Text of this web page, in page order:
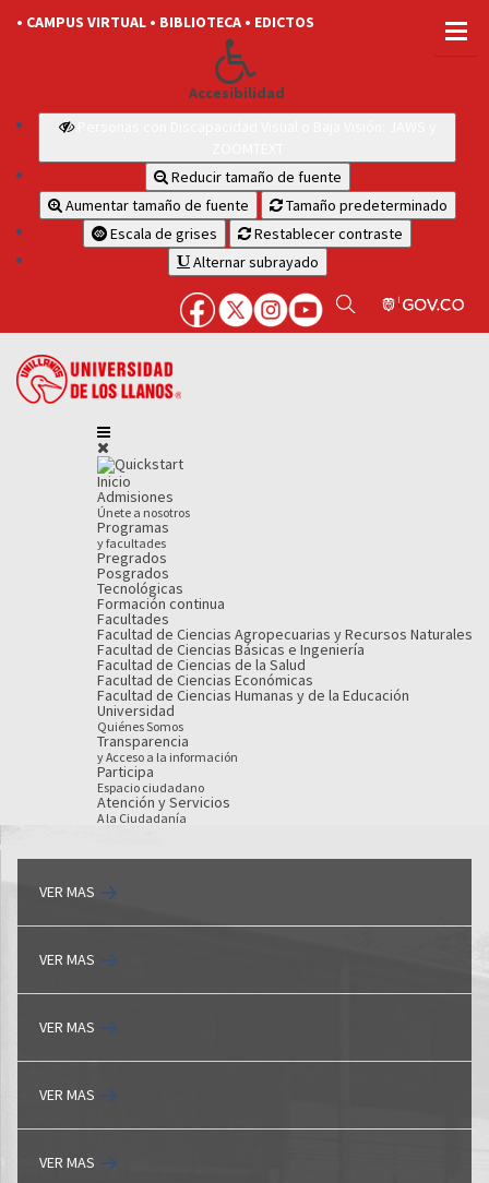
• CAMPUS VIRTUAL • BIBLIOTECA • EDICTOS
Accesibilidad
Reducir tamaño de fuente
Aumentar tamaño de fuente
Tamaño predeterminado
Escala de grises
Restablecer contraste
Alternar subrayado
Inicio
Admisiones
Únete a nosotros
Programas
y facultades
Pregrados
Posgrados
Tecnológicas
Formación continua
Facultades
Facultad de Ciencias Agropecuarias y Recursos Naturales
Facultad de Ciencias Básicas e Ingeniería
Facultad de Ciencias de la Salud
Facultad de Ciencias Económicas
Facultad de Ciencias Humanas y de la Educación
Universidad
Quiénes Somos
Transparencia
y Acceso a la información
Participa
Espacio ciudadano
Atención y Servicios
A la Ciudadanía
VER MAS
VER MAS
VER MAS
VER MAS
VER MAS